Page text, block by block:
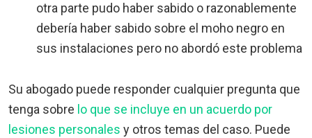
otra parte pudo haber sabido o razonablemente
debería haber sabido sobre el moho negro en
sus instalaciones pero no abordó este problema
Su abogado puede responder cualquier pregunta que
tenga sobre lo que se incluye en un acuerdo por
lesiones personales y otros temas del caso. Puede